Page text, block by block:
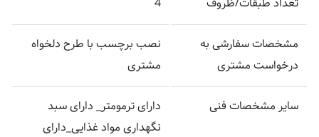
مشخصات سفارشی به
درخواست مشتری
نصب برچسب با طرح دلخواه
مشتری
سایر مشخصات فنی
دارای ترمومتر_ دارای سبد
نگهداری مواد غذایی_دارای